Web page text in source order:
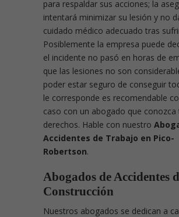
para respaldar sus acciones; la
intentará minimizar su lesión y no
cuidado médico adecuado tras
Posiblemente la empresa puede
el incidente no pasó en horas de
que las lesiones no son
poder estar seguro de conseguir
le corresponde es recomendable
caso con un abogado que conozca
derechos. Hable con nuestro
Accidentes de Trabajo en Pico-
Robertson.
Abogados de Accidentes
Construcción
Nuestros abogados se dedican a